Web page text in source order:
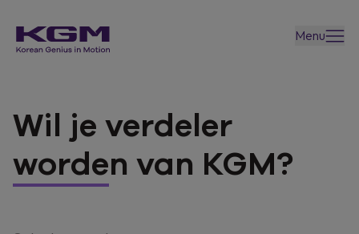
Menu
Wil je verdeler
worden van KGM?